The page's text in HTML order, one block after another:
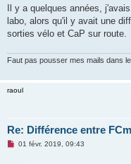
Il y a quelques années,
labo, alors qu'il y avait une
sorties vélo et CaP sur route.
Faut pas pousser mes mails dans
raoul
Re: Différence entre
M01 févr. 2019, 09:43